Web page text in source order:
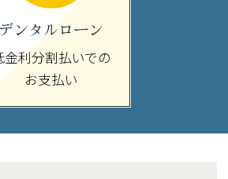
デンタルローン
金利分割払いでの
お支払い